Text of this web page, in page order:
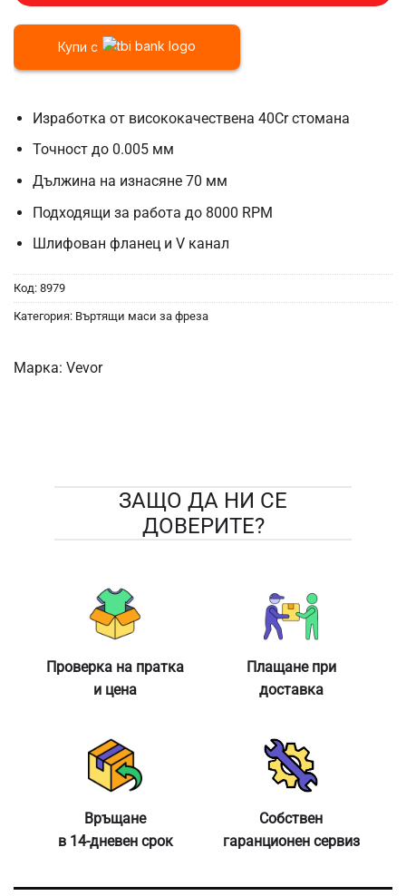
Купи с
Изработка от висококачествена 40Cr стомана
Точност до 0.005 мм
Дължина на изнасяне 70 мм
Подходящи за работа до 8000 RPM
Шлифован фланец и V канал
Код: 8979
Категория: Въртящи маси за фреза
Марка: Vevor
ЗАЩО ДА НИ СЕ
ДОВЕРИТЕ?
Проверка на пратка
и цена
Плащане при
доставка
Връщане
в 14-дневен срок
Собствен
гаранционен сервиз